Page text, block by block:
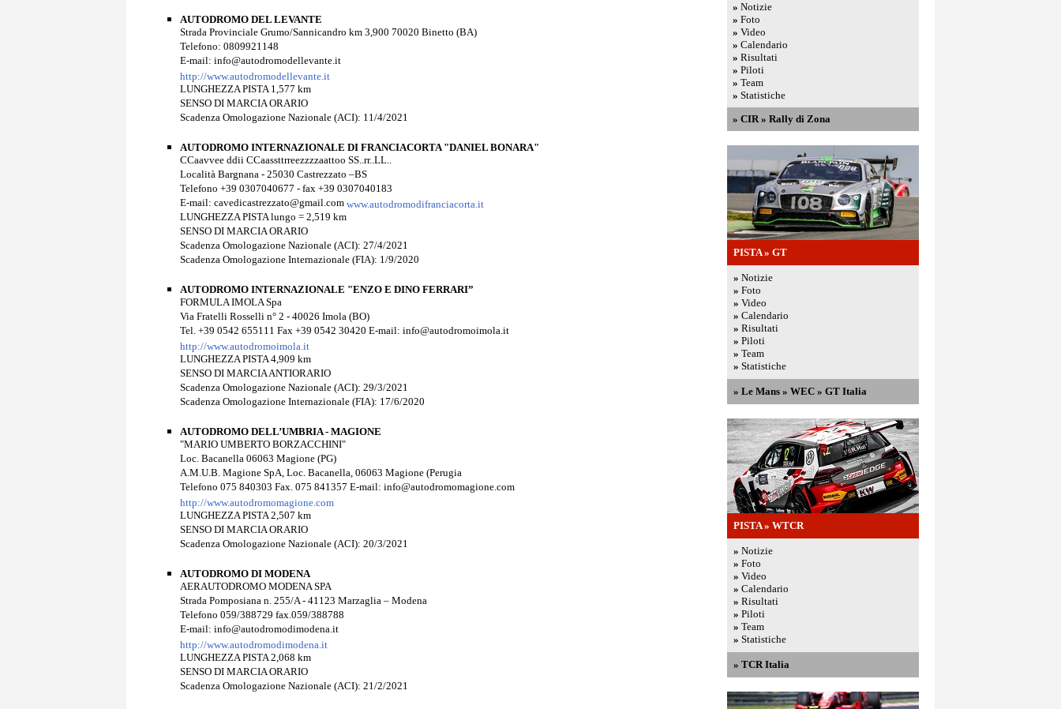
AUTODROMO DEL LEVANTE
Strada Provinciale Grumo/Sannicandro km 3,900 70020 Binetto (BA)
Telefono: 0809921148
E-mail: info@autodromodellevante.it
http://www.autodromodellevante.it
LUNGHEZZA PISTA 1,577 km
SENSO DI MARCIA ORARIO
Scadenza Omologazione Nazionale (ACI): 11/4/2021
AUTODROMO INTERNAZIONALE DI FRANCIACORTA "DANIEL BONARA"
CCaavvee ddii CCaassttrreezzzzaattoo SS..rr..LL..
Località Bargnana - 25030 Castrezzato –BS
Telefono +39 0307040677 - fax +39 0307040183
E-mail: cavedicastrezzato@gmail.com www.autodromodifranciacorta.it
LUNGHEZZA PISTA lungo = 2,519 km
SENSO DI MARCIA ORARIO
Scadenza Omologazione Nazionale (ACI): 27/4/2021
Scadenza Omologazione Internazionale (FIA): 1/9/2020
AUTODROMO INTERNAZIONALE "ENZO E DINO FERRARI”
FORMULA IMOLA Spa
Via Fratelli Rosselli n° 2 - 40026 Imola (BO)
Tel. +39 0542 655111 Fax +39 0542 30420 E-mail: info@autodromoimola.it
http://www.autodromoimola.it
LUNGHEZZA PISTA 4,909 km
SENSO DI MARCIA ANTIORARIO
Scadenza Omologazione Nazionale (ACI): 29/3/2021
Scadenza Omologazione Internazionale (FIA): 17/6/2020
AUTODROMO DELL’UMBRIA - MAGIONE
"MARIO UMBERTO BORZACCHINI"
Loc. Bacanella 06063 Magione (PG)
A.M.U.B. Magione SpA, Loc. Bacanella, 06063 Magione (Perugia
Telefono 075 840303 Fax. 075 841357 E-mail: info@autodromomagione.com
http://www.autodromomagione.com
LUNGHEZZA PISTA 2,507 km
SENSO DI MARCIA ORARIO
Scadenza Omologazione Nazionale (ACI): 20/3/2021
AUTODROMO DI MODENA
AERAUTODROMO MODENA SPA
Strada Pomposiana n. 255/A - 41123 Marzaglia – Modena
Telefono 059/388729 fax.059/388788
E-mail: info@autodromodimodena.it
http://www.autodromodimodena.it
LUNGHEZZA PISTA 2,068 km
SENSO DI MARCIA ORARIO
Scadenza Omologazione Nazionale (ACI): 21/2/2021
» Notizie
» Foto
» Video
» Calendario
» Risultati
» Piloti
» Team
» Statistiche
» CIR» Rally di Zona
PISTA» GT
» Notizie
» Foto
» Video
» Calendario
» Risultati
» Piloti
» Team
» Statistiche
» Le Mans » WEC » GT Italia
PISTA» WTCR
» Notizie
» Foto
» Video
» Calendario
» Risultati
» Piloti
» Team
» Statistiche
» TCR Italia